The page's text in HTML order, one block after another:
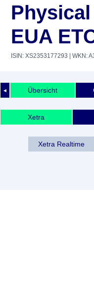
EUA
ISIN: XS2353177293 | WKN:
◄ Übersicht
Xetra
Xetra Realtime